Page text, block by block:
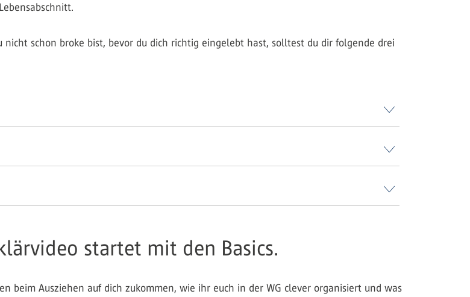
schon broke bist, bevor du dich richtig eingelebt hast, solltest du dir folgende drei
startet mit den Basics.
beim Ausziehen auf dich zukommen, wie ihr euch in der WG clever organisiert und was